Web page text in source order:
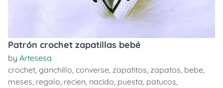
Patrón crochet zapatillas bebé
by Artesesa
crochet, ganchillo, converse, zapatitos, zapatos, bebe,
meses, regalo, recien, nacido, puesta, patucos,